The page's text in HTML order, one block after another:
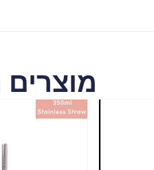
מוצרים